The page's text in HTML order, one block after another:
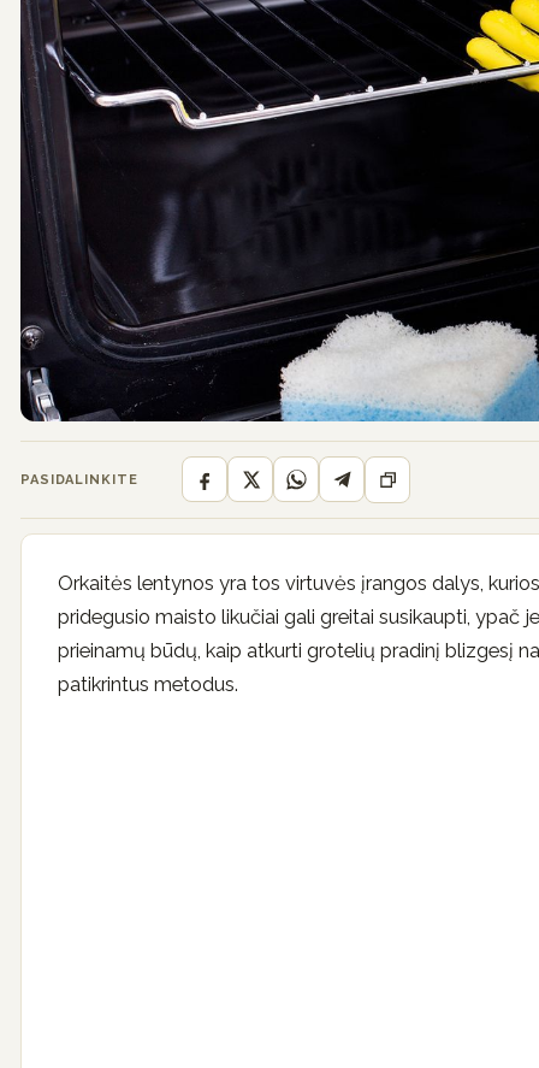
PASIDALINKITE
Orkaitės lentynos yra tos virtuvės įrangos dalys,
pridegusio maisto likučiai gali greitai susikaupti, ypač
prieinamų būdų, kaip atkurti grotelių pradinį blizgesį
patikrintus metodus.